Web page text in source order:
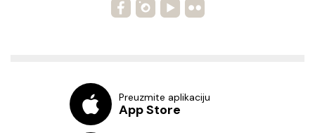
Preuzmite aplikaciju
App Store